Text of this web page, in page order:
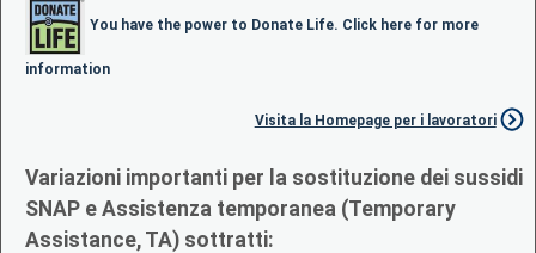
You have the power to Donate Life. Click here for more
information
Visita la Homepage per i lavoratori
Variazioni importanti per la sostituzione dei sussidi
SNAP e Assistenza temporanea (Temporary
Assistance, TA) sottratti: